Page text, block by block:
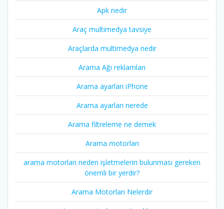
Apk nedir
Araç multimedya tavsiye
Araçlarda multimedya nedir
Arama Ağı reklamları
Arama ayarları iPhone
Arama ayarları nerede
Arama filtreleme ne demek
Arama motorları
arama motorları neden işletmelerin bulunması gereken
önemli bir yerdir?
Arama Motorları Nelerdir